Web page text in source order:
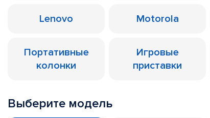
Lenovo Motorola
Портативные
колонки
Игровые
приставки
Выберите модель